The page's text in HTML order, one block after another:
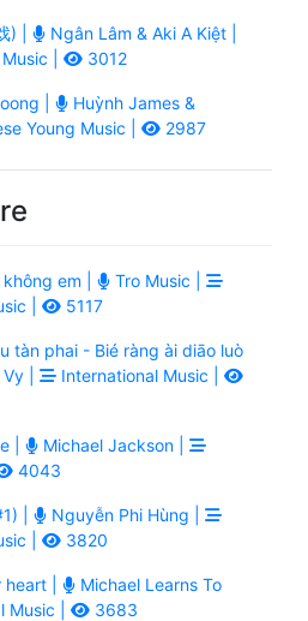
) |
Ngân Lâm & Aki A Kiệt |
|
3012
|
Huỳnh James &
Young Music | 2987
em |
Tro Music |
|
5117
tàn phai - Bié ràng ài diāo luò
|
International Music |
|
Michael Jackson |
4043
|
Nguyễn Phi Hùng |
|
3820
|
Michael Learns To
Music | 3683